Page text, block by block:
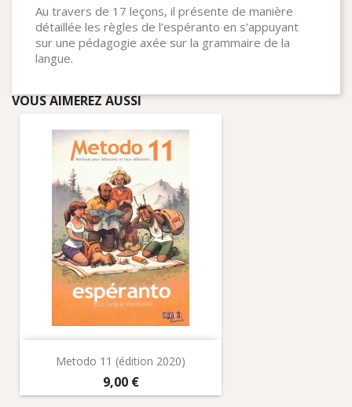
Au travers de 17 leçons, il présente de manière
détaillée les règles de l’espéranto en s’appuyant
sur une pédagogie axée sur la grammaire de la
langue.
VOUS AIMEREZ AUSSI
Metodo 11 (édition 2020)
Prix
9,00 €